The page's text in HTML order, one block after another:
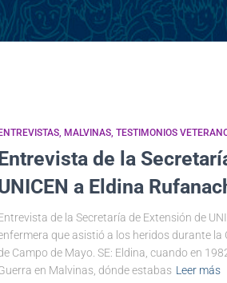
ENTREVISTAS MALVINAS TESTIMONIOS
de la
a Eldina
de la Secretaría de Extensión de
que asistió a los heridos durante
Campo de Mayo. SE: Eldina, cuando en
en Malvinas, dónde estabas Leer más